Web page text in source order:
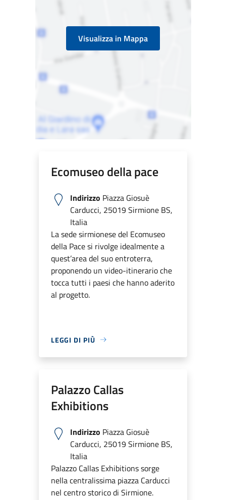
Visualizza in Mappa
Ecomuseo della pace
Indirizzo Piazza Giosuè
Carducci, 25019 Sirmione BS,
Italia
La sede sirmionese del Ecomuseo
della Pace si rivolge idealmente a
quest’area del suo entroterra,
proponendo un video-itinerario che
tocca tutti i paesi che hanno aderito
al progetto.
LEGGI DI PIÙ
Palazzo Callas
Exhibitions
Indirizzo Piazza Giosuè
Carducci, 25019 Sirmione BS,
Italia
Palazzo Callas Exhibitions sorge
nella centralissima piazza Carducci
nel centro storico di Sirmione.